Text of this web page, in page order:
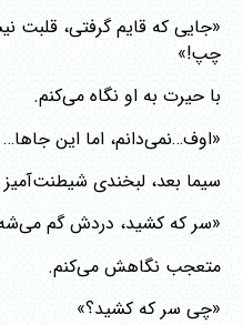
«جایی که قایم گرفتی،
چپ!»
با حیرت به او نگاه می‌کنم.
«اوف…نمی‌دانم، اما این
سیما بعد، لبخندی
«سر که کشید، دردش گم
متعجب نگاهش می‌کنم.
«چی سر که کشید؟»